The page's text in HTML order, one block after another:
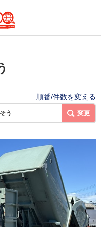
順番/件数を変える
う 変更